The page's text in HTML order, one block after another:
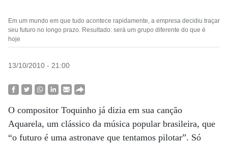
Em um mundo em que tudo acontece rapidamente, a empresa decidiu traçar
seu futuro no longo prazo. Resultado: será um grupo diferente do que é
hoje
13/10/2010 - 21:00
O compositor Toquinho já dizia em sua canção
Aquarela, um clássico da música popular brasileira, que
“o futuro é uma astronave que tentamos pilotar”. Só